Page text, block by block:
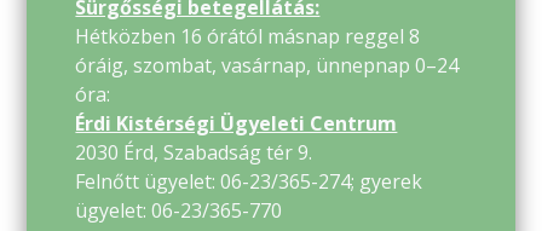
Sürgősségi betegellátás:
Hétközben 16 órától másnap reggel 8
óráig, szombat, vasárnap, ünnepnap 0–24
óra:
Érdi Kistérségi Ügyeleti Centrum
2030 Érd, Szabadság tér 9.
Felnőtt ügyelet: 06-23/365-274; gyerek
ügyelet: 06-23/365-770